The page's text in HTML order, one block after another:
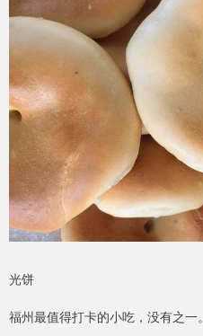
光饼
福州最值得打卡的小吃，没有之一。